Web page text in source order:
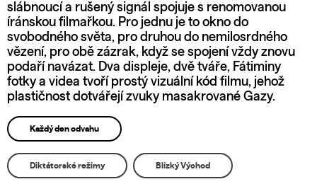
slábnoucí a rušený signál spojuje s renomovanou
íránskou filmařkou. Pro jednu je to okno do
svobodného světa, pro druhou do nemilosrdného
vězení, pro obě zázrak, když se spojení vždy znovu
podaří navázat. Dva displeje, dvě tváře, Fátiminy
fotky a videa tvoří prostý vizuální kód filmu, jehož
plastičnost dotvářejí zvuky masakrované Gazy.
Každý den odvahu
Diktátorské režimy Blízký Východ